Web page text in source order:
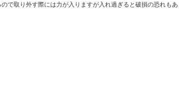
で取り外す際には力が入りますが入れ過ぎると破損の恐れもあ